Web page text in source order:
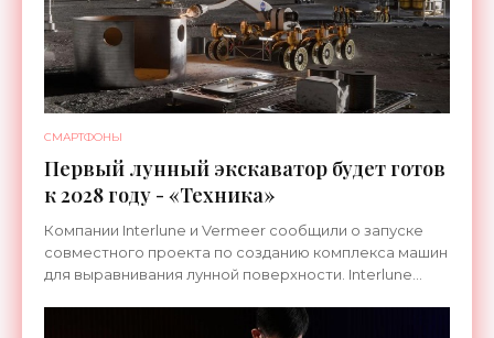
СМАРТФОНЫ
Первый лунный экскаватор будет готов
к 2028 году - «Техника»
Компании Interlune и Vermeer сообщили о запуске
совместного проекта по созданию комплекса машин
для выравнивания лунной поверхности. Interlune